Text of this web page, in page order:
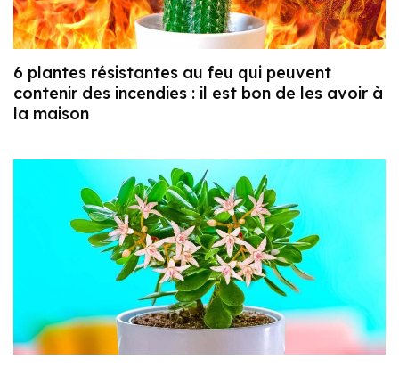
6 plantes résistantes au feu qui peuvent
contenir des incendies : il est bon de les avoir à
la maison